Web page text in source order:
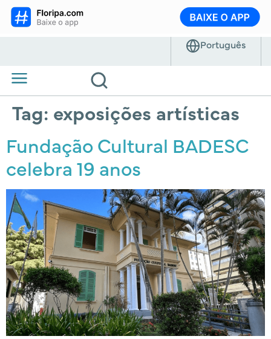
Tag: exposições artísticas
Fundação Cultural BADESC
celebra 19 anos